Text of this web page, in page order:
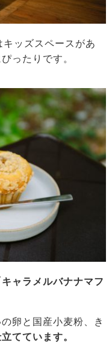
ッズスペースがあ
ったりです。
キャラメルバナナマフ
卵と国産小麦粉、き
てています。